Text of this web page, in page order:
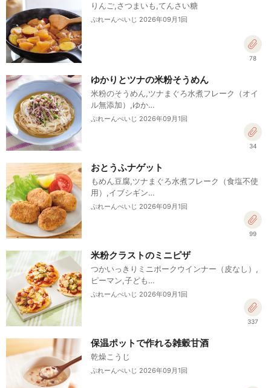
りんご,さつまいも,てんさい糖
ぷれーんぺいじ 2026年09月1回
78
ゆかりとツナの米粉そうめん
米粉のそうめん,ツナまぐろ水煮フレーク（オイ
ル無添加）,ゆか…
ぷれーんぺいじ 2026年09月1回
34
おとうふナゲット
もめん豆腐,ツナまぐろ水煮フレーク（食塩不使
用）,イブシギン…
ぷれーんぺいじ 2026年09月1回
99
米粉クラストのミニピザ
つかいっきりミニポークウインナー（皮なし）,
ピーマン,子ども…
ぷれーんぺいじ 2026年09月1回
337
保温ポットで作れる雑穀甘酒
乾燥こうじ
ぷれーんぺいじ 2026年09月1回